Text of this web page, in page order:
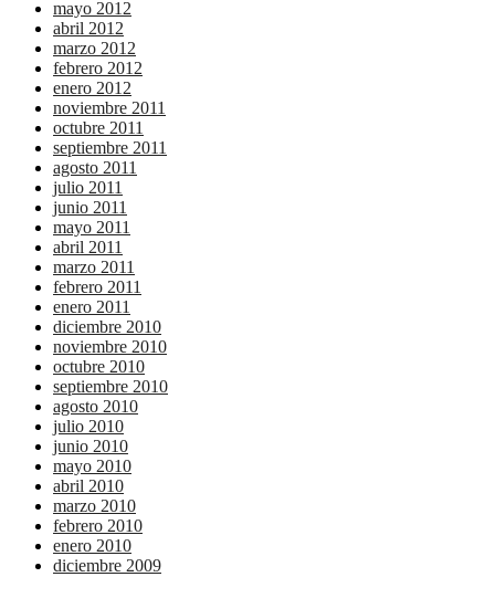
mayo 2012
abril 2012
marzo 2012
febrero 2012
enero 2012
noviembre 2011
octubre 2011
septiembre 2011
agosto 2011
julio 2011
junio 2011
mayo 2011
abril 2011
marzo 2011
febrero 2011
enero 2011
diciembre 2010
noviembre 2010
octubre 2010
septiembre 2010
agosto 2010
julio 2010
junio 2010
mayo 2010
abril 2010
marzo 2010
febrero 2010
enero 2010
diciembre 2009